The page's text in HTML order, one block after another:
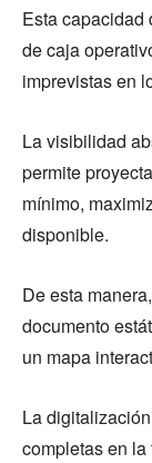
Esta capacidad
de caja
imprevistas en
La visibilidad
permite
mínimo,
disponible.
De esta
documento
un mapa
La
completas en